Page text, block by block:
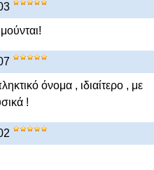
όνομα , ιδιαίτερο , με
!